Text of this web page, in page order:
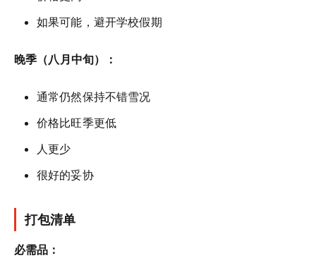
如果可能，避开学校假期
晚季（八月中旬）：
通常仍然保持不错雪况
价格比旺季更低
人更少
很好的妥协
打包清单
必需品：